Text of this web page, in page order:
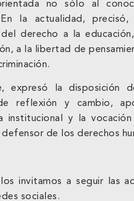
no sólo al
En la actualidad,
del derecho a la
a la libertad de
expresó la disposición
reflexión y cambio,
institucional y la
de los derechos
invitamos a seguir las
sociales.